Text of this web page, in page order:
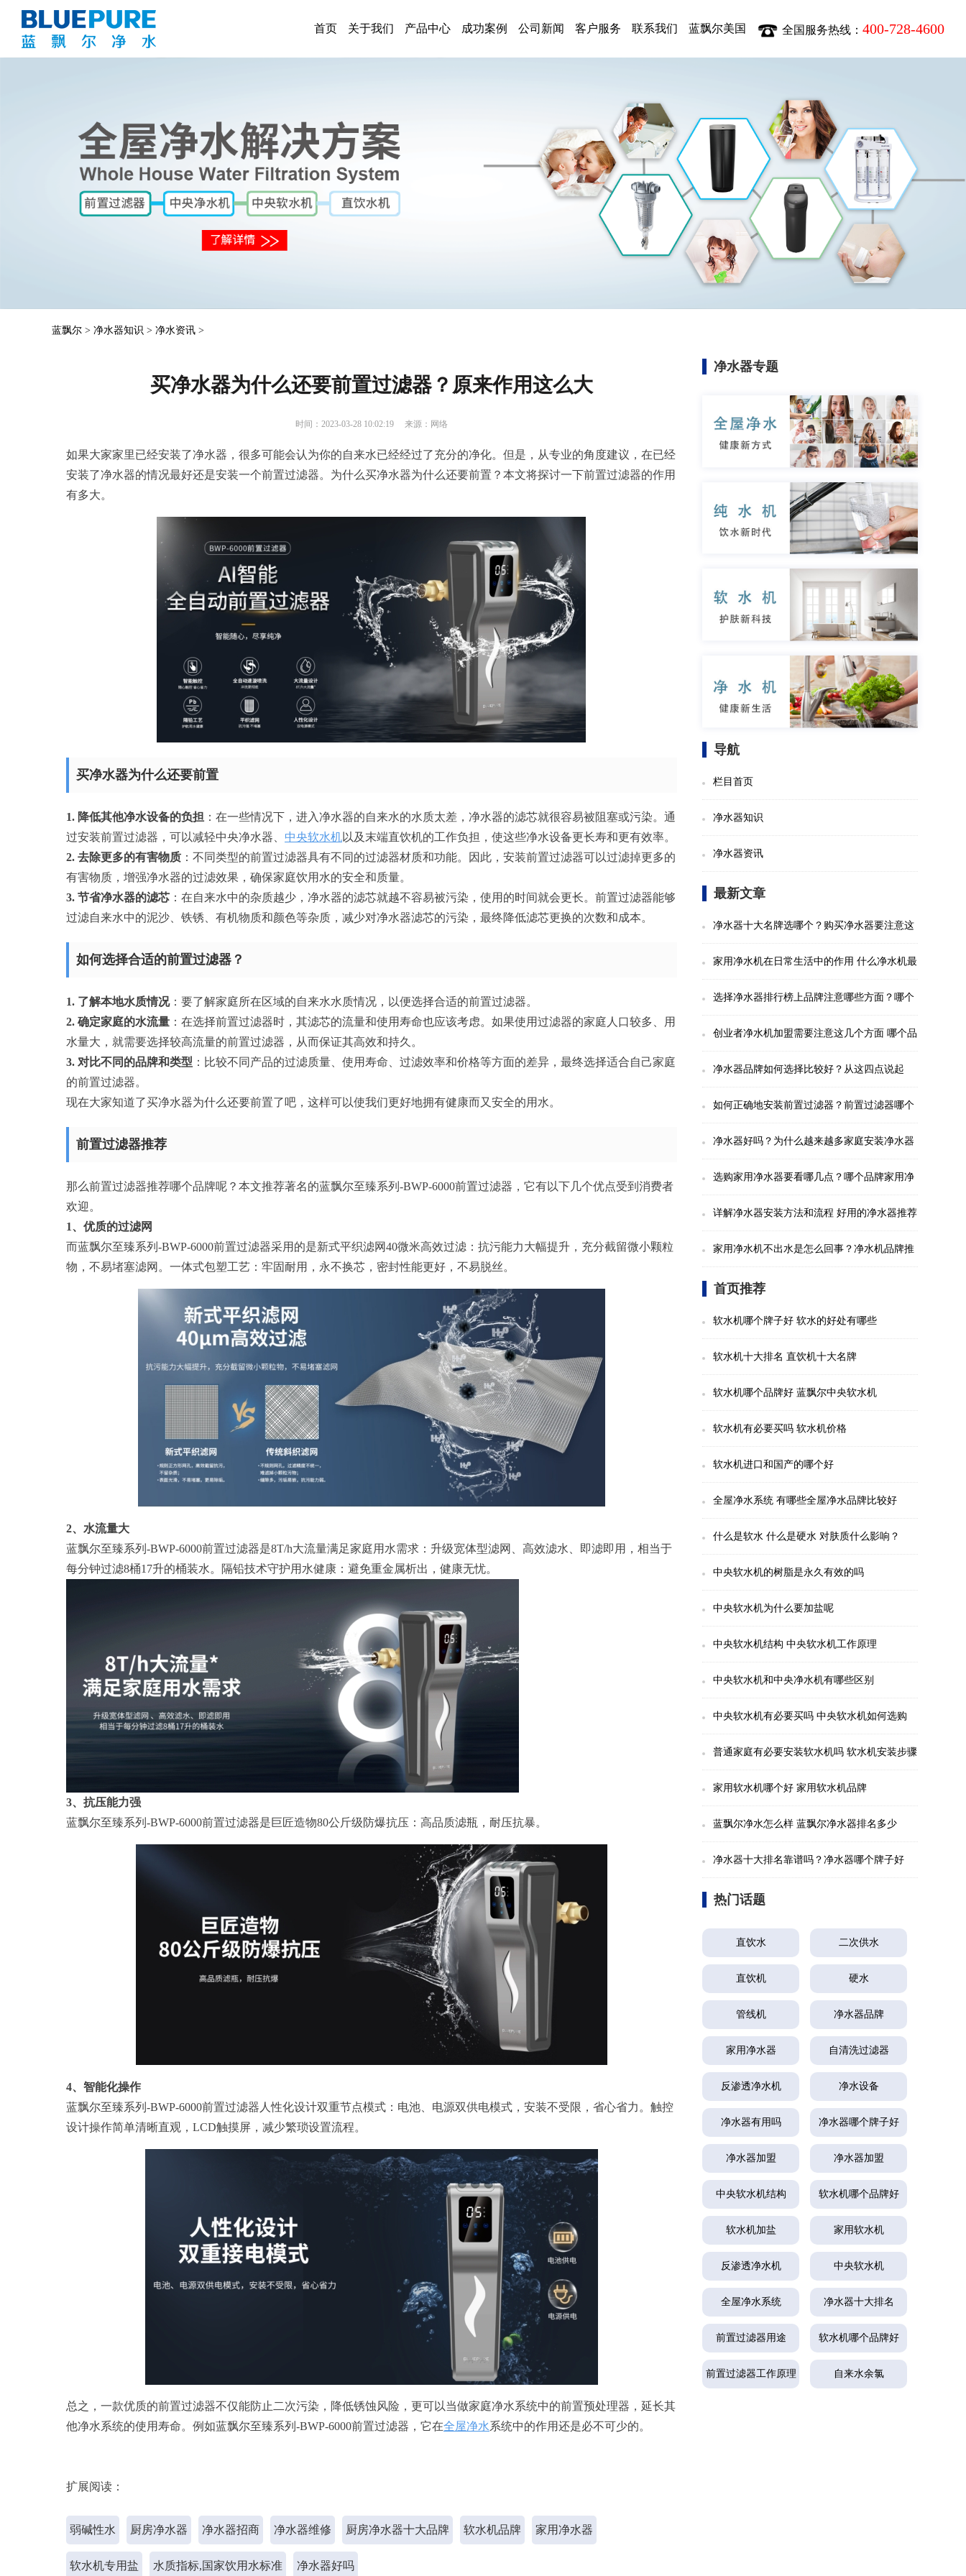
首页 关于我们 产品中心 成功案例 公司新闻 客户服务 联系我们 蓝飘尔美国 全国服务热线： 400-728-4600
蓝飘尔 > 净水器知识 > 净水资讯 >
买净水器为什么还要前置过滤器？原来作用这么大
时间：2023-03-28 10:02:19 来源：网络
如果大家家里已经安装了净水器，很多可能会认为你的自来水已经经过了充分的净化。但是，从专业的角度建议，在已经
安装了净水器的情况最好还是安装一个前置过滤器。为什么买净水器为什么还要前置？本文将探讨一下前置过滤器的作用
有多大。
买净水器为什么还要前置
1. 降低其他净水设备的负担 ：在一些情况下，进入净水器的自来水的水质太差，净水器的滤芯就很容易被阻塞或污染。通
过安装前置过滤器，可以减轻中央净水器、 中央软水机以及末端直饮机的工作负担，使这些净水设备更长寿和更有效率。
2. 去除更多的有害物质 ：不同类型的前置过滤器具有不同的过滤器材质和功能。因此，安装前置过滤器可以过滤掉更多的
有害物质，增强净水器的过滤效果，确保家庭饮用水的安全和质量。
3. 节省净水器的滤芯 ：在自来水中的杂质越少，净水器的滤芯就越不容易被污染，使用的时间就会更长。前置过滤器能够
过滤自来水中的泥沙、铁锈、有机物质和颜色等杂质，减少对净水器滤芯的污染，最终降低滤芯更换的次数和成本。
如何选择合适的前置过滤器？
1. 了解本地水质情况：要了解家庭所在区域的自来水水质情况，以便选择合适的前置过滤器。
2. 确定家庭的水流量 ：在选择前置过滤器时，其滤芯的流量和使用寿命也应该考虑。如果使用过滤器的家庭人口较多、用
水量大，就需要选择较高流量的前置过滤器，从而保证其高效和持久。
3. 对比不同的品牌和类型 ：比较不同产品的过滤质量、使用寿命、过滤效率和价格等方面的差异，最终选择适合自己家庭
的前置过滤器。
现在大家知道了买净水器为什么还要前置了吧，这样可以使我们更好地拥有健康而又安全的用水。
前置过滤器推荐
那么前置过滤器推荐哪个品牌呢？本文推荐著名的蓝飘尔至臻系列-BWP-6000前置过滤器，它有以下几个优点受到消费者
欢迎。
1、优质的过滤网
而蓝飘尔至臻系列-BWP-6000前置过滤器采用的是新式平织滤网40微米高效过滤：抗污能力大幅提升，充分截留微小颗粒
物，不易堵塞滤网。一体式包塑工艺：牢固耐用，永不换芯，密封性能更好，不易脱丝。
2、水流量大
蓝飘尔至臻系列-BWP-6000前置过滤器是8T/h大流量满足家庭用水需求：升级宽体型滤网、高效滤水、即滤即用，相当于
每分钟过滤8桶17升的桶装水。隔铅技术守护用水健康：避免重金属析出，健康无忧。
3、抗压能力强
蓝飘尔至臻系列-BWP-6000前置过滤器是巨匠造物80公斤级防爆抗压：高品质滤瓶，耐压抗暴。
4、智能化操作
蓝飘尔至臻系列-BWP-6000前置过滤器人性化设计双重节点模式：电池、电源双供电模式，安装不受限，省心省力。触控
设计操作简单清晰直观，LCD触摸屏，减少繁琐设置流程。
总之，一款优质的前置过滤器不仅能防止二次污染，降低锈蚀风险，更可以当做家庭净水系统中的前置预处理器，延长其
他净水系统的使用寿命。例如蓝飘尔至臻系列-BWP-6000前置过滤器，它在全屋净水系统中的作用还是必不可少的。
扩展阅读：
弱碱性水 厨房净水器 净水器招商 净水器维修 厨房净水器十大品牌 软水机品牌 家用净水器
软水机专用盐 水质指标,国家饮用水标准 净水器好吗
净水器专题
导航
栏目首页
净水器知识
净水器资讯
最新文章
净水器十大名牌选哪个？购买净水器要注意这
些事项
家用净水机在日常生活中的作用 什么净水机最
好 选择净水器排行榜上品牌注意哪些方面？哪个
净水器比较好？
创业者净水机加盟需要注意这几个方面 哪个品
牌值得加盟？
净水器品牌如何选择比较好？从这四点说起
如何正确地安装前置过滤器？前置过滤器哪个
品牌好？
净水器好吗？为什么越来越多家庭安装净水器
选购家用净水器要看哪几点？哪个品牌家用净
水器比较好
详解净水器安装方法和流程 好用的净水器推荐
家用净水机不出水是怎么回事？净水机品牌推
首页推荐
软水机哪个牌子好 软水的好处有哪些
软水机十大排名 直饮机十大名牌
软水机哪个品牌好 蓝飘尔中央软水机
软水机有必要买吗 软水机价格
软水机进口和国产的哪个好
全屋净水系统 有哪些全屋净水品牌比较好
什么是软水 什么是硬水 对肤质什么影响？
中央软水机的树脂是永久有效的吗
中央软水机为什么要加盐呢
中央软水机结构 中央软水机工作原理
中央软水机和中央净水机有哪些区别
中央软水机有必要买吗 中央软水机如何选购
普通家庭有必要安装软水机吗 软水机安装步骤
家用软水机哪个好 家用软水机品牌
蓝飘尔净水怎么样 蓝飘尔净水器排名多少
净水器十大排名靠谱吗？净水器哪个牌子好
热门话题
直饮水 二次供水
直饮机 硬水
管线机 净水器品牌
家用净水器 自清洗过滤器
反渗透净水机 净水设备
净水器有用吗 净水器哪个牌子好
净水器加盟 净水器加盟
中央软水机结构 软水机哪个品牌好
软水机加盐 家用软水机
反渗透净水机 中央软水机
全屋净水系统 净水器十大排名
前置过滤器用途 软水机哪个品牌好
前置过滤器工作原理 自来水余氯